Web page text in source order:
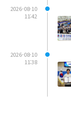
2026-08-10
11:42
2026-08-10
11:38